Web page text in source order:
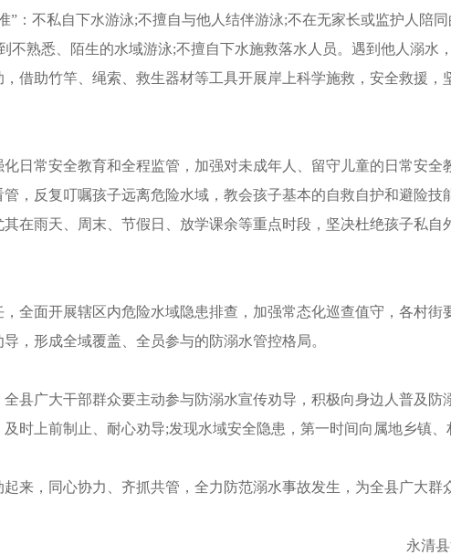
不私自下水游泳;不擅自与他人结伴游泳;不在无家长或监护人陪同
熟悉、陌生的水域游泳;不擅自下水施救落水人员。遇到他人溺水
借助竹竿、绳索、救生器材等工具开展岸上科学施救，安全救援，
常安全教育和全程监管，加强对未成年人、留守儿童的日常安全
，反复叮嘱孩子远离危险水域，教会孩子基本的自救自护和避险技
在雨天、周末、节假日、放学课余等重点时段，坚决杜绝孩子私自
面开展辖区内危险水域隐患排查，加强常态化巡查值守，各村街
，形成全域覆盖、全员参与的防溺水管控格局。
广大干部群众要主动参与防溺水宣传劝导，积极向身边人普及防
时上前制止、耐心劝导;发现水域安全隐患，第一时间向属地乡镇、
，同心协力、齐抓共管，全力防范溺水事故发生，为全县广大群
永清县